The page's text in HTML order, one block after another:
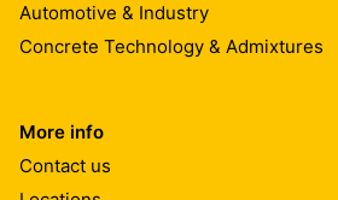
Automotive & Industry
Concrete Technology & Admixtures
More info
Contact us